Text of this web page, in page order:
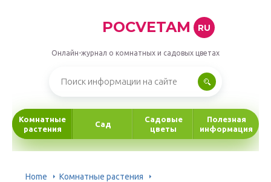
POCVETAM RU
Онлайн-журнал о комнатных и садовых цветах
Комнатные
растения
Сад
Садовые
цветы
Полезная
информация
Home
Комнатные растения